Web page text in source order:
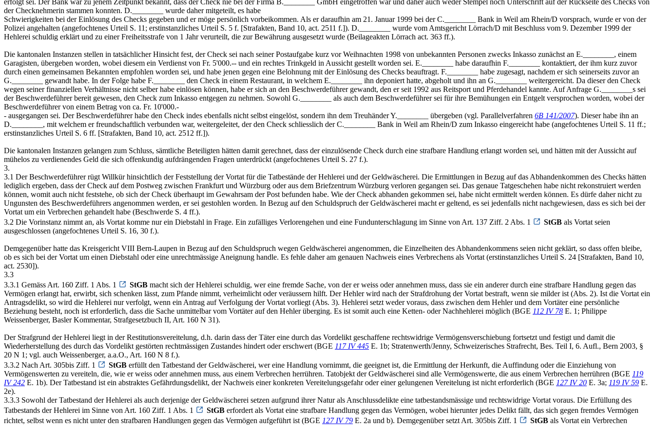
erfolgt sei. Der Bank war zu jenem Zeitpunkt bekannt, dass der Check nie bei der Firma B.________ GmbH eingetroffen war und daher auch weder Stempel noch Unterschrift auf der Rückseite des Checks von
der Checknehmerin stammen konnten. D.________ wurde daher mitgeteilt, es habe
Schwierigkeiten bei der Einlösung des Checks gegeben und er möge persönlich vorbeikommen. Als er daraufhin am 21. Januar 1999 bei der C.________ Bank in Weil am Rhein/D vorsprach, wurde er von der
Polizei angehalten (angefochtenes Urteil S. 11; erstinstanzliches Urteil S. 5 f. [Strafakten, Band 10, act. 2511 f.]). D.________ wurde vom Amtsgericht Lörrach/D mit Beschluss vom 9. Dezember 1999 der
Hehlerei schuldig erklärt und zu einer Freiheitsstrafe von 1 Jahr verurteilt, die zur Bewährung ausgesetzt wurde (Beilageakten Lörrach act. 363 ff.).
Die kantonalen Instanzen stellen in tatsächlicher Hinsicht fest, der Check sei nach seiner Postaufgabe kurz vor Weihnachten 1998 von unbekannten Personen zwecks Inkasso zunächst an E.________, einem
Garagisten, übergeben worden, wobei diesem ein Verdienst von Fr. 5'000.-- und ein rechtes Trinkgeld in Aussicht gestellt worden sei. E.________ habe daraufhin F.________ kontaktiert, der ihm kurz zuvor
durch einen gemeinsamen Bekannten empfohlen worden sei, und habe jenen gegen eine Belohnung mit der Einlösung des Checks beauftragt. F.________ habe zugesagt, nachdem er sich seinerseits zuvor an
G.________ gewandt habe. In der Folge habe F.________ den Check in einem Restaurant, in welchem E.________ ihn deponiert hatte, abgeholt und ihn an G.________ weitergereicht. Da dieser den Check
wegen seiner finanziellen Verhältnisse nicht selber habe einlösen können, habe er sich an den Beschwerdeführer gewandt, den er seit 1992 aus Reitsport und Pferdehandel kannte. Auf Anfrage G.________s sei
der Beschwerdeführer bereit gewesen, den Check zum Inkasso entgegen zu nehmen. Sowohl G.________ als auch dem Beschwerdeführer sei für ihre Bemühungen ein Entgelt versprochen worden, wobei der
Beschwerdeführer von einem Betrag von ca. Fr. 10'000.-
- ausgegangen sei. Der Beschwerdeführer habe den Check indes ebenfalls nicht selbst eingelöst, sondern ihn dem Treuhänder Y.________ übergeben (vgl. Parallelverfahren 6B 141/2007). Dieser habe ihn an
D.________, mit welchem er freundschaftlich verbunden war, weitergeleitet, der den Check schliesslich der C.________ Bank in Weil am Rhein/D zum Inkasso eingereicht habe (angefochtenes Urteil S. 11 ff.;
erstinstanzliches Urteil S. 6 ff. [Strafakten, Band 10, act. 2512 ff.]).
Die kantonalen Instanzen gelangen zum Schluss, sämtliche Beteiligten hätten damit gerechnet, dass der einzulösende Check durch eine strafbare Handlung erlangt worden sei, und hätten mit der Aussicht auf
mühelos zu verdienendes Geld die sich offenkundig aufdrängenden Fragen unterdrückt (angefochtenes Urteil S. 27 f.).
3.
3.1 Der Beschwerdeführer rügt Willkür hinsichtlich der Feststellung der Vortat für die Tatbestände der Hehlerei und der Geldwäscherei. Die Ermittlungen in Bezug auf das Abhandenkommen des Checks hätten
lediglich ergeben, dass der Check auf dem Postweg zwischen Frankfurt und Würzburg oder aus dem Briefzentrum Würzburg verloren gegangen sei. Das genaue Tatgeschehen habe nicht rekonstruiert werden
können, womit auch nicht feststehe, ob sich der Check überhaupt im Gewahrsam der Post befunden habe. Wie der Check abhanden gekommen sei, habe nicht ermittelt werden können. Es dürfe daher nicht zu
Ungunsten des Beschwerdeführers angenommen werden, er sei gestohlen worden. In Bezug auf den Schuldspruch der Geldwäscherei macht er geltend, es sei jedenfalls nicht nachgewiesen, dass es sich bei der
Vortat um ein Verbrechen gehandelt habe (Beschwerde S. 4 ff.).
3.2 Die Vorinstanz nimmt an, als Vortat komme nur ein Diebstahl in Frage. Ein zufälliges Verlorengehen und eine Fundunterschlagung im Sinne von Art. 137 Ziff. 2 Abs. 1
StGB als Vortat seien
ausgeschlossen (angefochtenes Urteil S. 16, 30 f.).
Demgegenüber hatte das Kreisgericht VIII Bern-Laupen in Bezug auf den Schuldspruch wegen Geldwäscherei angenommen, die Einzelheiten des Abhandenkommens seien nicht geklärt, so dass offen bleibe,
ob es sich bei der Vortat um einen Diebstahl oder eine unrechtmässige Aneignung handle. Es fehle daher am genauen Nachweis eines Verbrechens als Vortat (erstinstanzliches Urteil S. 24 [Strafakten, Band 10,
act. 2530]).
3.3
3.3.1 Gemäss Art. 160 Ziff. 1 Abs. 1
StGB macht sich der Hehlerei schuldig, wer eine fremde Sache, von der er weiss oder annehmen muss, dass sie ein anderer durch eine strafbare Handlung gegen das
Vermögen erlangt hat, erwirbt, sich schenken lässt, zum Pfande nimmt, verheimlicht oder veräussern hilft. Der Hehler wird nach der Strafdrohung der Vortat bestraft, wenn sie milder ist (Abs. 2). Ist die Vortat ein
Antragsdelikt, so wird die Hehlerei nur verfolgt, wenn ein Antrag auf Verfolgung der Vortat vorliegt (Abs. 3). Hehlerei setzt weder voraus, dass zwischen dem Hehler und dem Vortäter eine persönliche
Beziehung besteht, noch ist erforderlich, dass die Sache unmittelbar vom Vortäter auf den Hehler überging. Es ist somit auch eine Ketten- oder Nachhehlerei möglich (BGE 112 IV 78 E. 1; Philippe
Weissenberger, Basler Kommentar, Strafgesetzbuch II, Art. 160 N 31).
Der Strafgrund der Hehlerei liegt in der Restitutionsvereitelung, d.h. darin dass der Täter eine durch das Vordelikt geschaffene rechtswidrige Vermögensverschiebung fortsetzt und festigt und damit die
Wiederherstellung des durch das Vordelikt gestörten rechtmässigen Zustandes hindert oder erschwert (BGE 117 IV 445 E. 1b; Stratenwerth/Jenny, Schweizerisches Strafrecht, Bes. Teil I, 6. Aufl., Bern 2003, §
20 N 1; vgl. auch Weissenberger, a.a.O., Art. 160 N 8 f.).
3.3.2 Nach Art. 305bis Ziff. 1
StGB erfüllt den Tatbestand der Geldwäscherei, wer eine Handlung vornimmt, die geeignet ist, die Ermittlung der Herkunft, die Auffindung oder die Einziehung von
Vermögenswerten zu vereiteln, die, wie er weiss oder annehmen muss, aus einem Verbrechen herrühren. Tatobjekt der Geldwäscherei sind alle Vermögenswerte, die aus einem Verbrechen herrühren (BGE 119
IV 242 E. 1b). Der Tatbestand ist ein abstraktes Gefährdungsdelikt, der Nachweis einer konkreten Vereitelungsgefahr oder einer gelungenen Vereitelung ist nicht erforderlich (BGE 127 IV 20 E. 3a; 119 IV 59 E.
2e).
3.3.3 Sowohl der Tatbestand der Hehlerei als auch derjenige der Geldwäscherei setzen aufgrund ihrer Natur als Anschlussdelikte eine tatbestandsmässige und rechtswidrige Vortat voraus. Die Erfüllung des
Tatbestands der Hehlerei im Sinne von Art. 160 Ziff. 1 Abs. 1
StGB erfordert als Vortat eine strafbare Handlung gegen das Vermögen, wobei hierunter jedes Delikt fällt, das sich gegen fremdes Vermögen
richtet, selbst wenn es nicht unter den strafbaren Handlungen gegen das Vermögen aufgeführt ist (BGE 127 IV 79 E. 2a und b). Demgegenüber setzt Art. 305bis Ziff. 1 StGB als Vortat ein Verbrechen